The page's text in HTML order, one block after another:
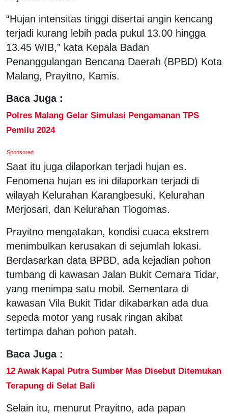
“Hujan intensitas tinggi disertai angin kencang
terjadi kurang lebih pada pukul 13.00 hingga
13.45 WIB,” kata Kepala Badan
Penanggulangan Bencana Daerah (BPBD) Kota
Malang, Prayitno, Kamis.
Baca Juga :
Polres Malang Gelar Simulasi Pengamanan TPS
Pemilu 2024
Sponsored
Saat itu juga dilaporkan terjadi hujan es.
Fenomena hujan es ini dilaporkan terjadi di
wilayah Kelurahan Karangbesuki, Kelurahan
Merjosari, dan Kelurahan Tlogomas.
Prayitno mengatakan, kondisi cuaca ekstrem
menimbulkan kerusakan di sejumlah lokasi.
Berdasarkan data BPBD, ada kejadian pohon
tumbang di kawasan Jalan Bukit Cemara Tidar,
yang menimpa satu mobil. Sementara di
kawasan Vila Bukit Tidar dikabarkan ada dua
sepeda motor yang rusak ringan akibat
tertimpa dahan pohon patah.
Baca Juga :
12 Awak Kapal Putra Sumber Mas Disebut Ditemukan
Terapung di Selat Bali
Selain itu, menurut Prayitno, ada papan